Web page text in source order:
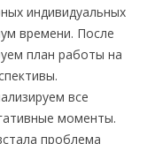
индивидуальных
времени. После
план работы на
все
моменты.
проблема